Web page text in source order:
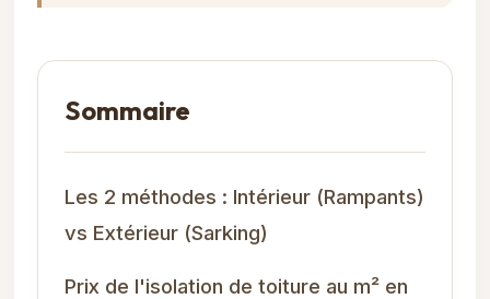
Sommaire
Les 2 méthodes : Intérieur (Rampants)
vs Extérieur (Sarking)
Prix de l'isolation de toiture au m² en